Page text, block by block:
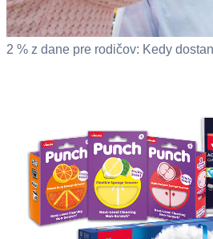
2 % z dane pre rodičov: Kedy